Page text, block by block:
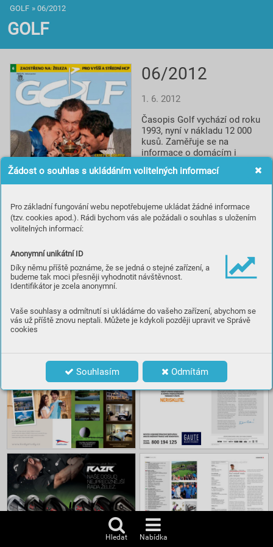
Žádost o souhlas s ukládáním volitelných informací
Pro základní fungování webu nepotřebujeme ukládat žádné informace
(tzv. cookies apod.). Rádi bychom vás ale požádali o souhlas s uložením
volitelných informací:
Anonymní unikátní ID
Díky němu příště poznáme, že se jedná o stejné zařízení, a
budeme tak moci přesněji vyhodnotit návštěvnost.
Identifikátor je zcela anonymní.
Vaše souhlasy a odmítnutí si ukládáme do vašeho zařízení, abychom se
vás už příště znovu neptali. Můžete je kdykoli později upravit ve Správě
cookies
Souhlasím Odmítám
06/2012
1. 6. 2012
Časopis Golf vychází od roku
1993, nyní v nákladu 12 000
kusů. Zaměřuje se na
informace o domácím i
rozhovory a profily, testy
vybavení, informace o
golfem. Spolupracuje s
prestižním britským titulem
asociace.
Obsah
GOLF » 06/2012
GOLF
Hledat Nabídka